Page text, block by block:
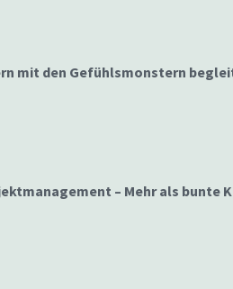
mit den Gefühlsmonstern
– Mehr als bunte